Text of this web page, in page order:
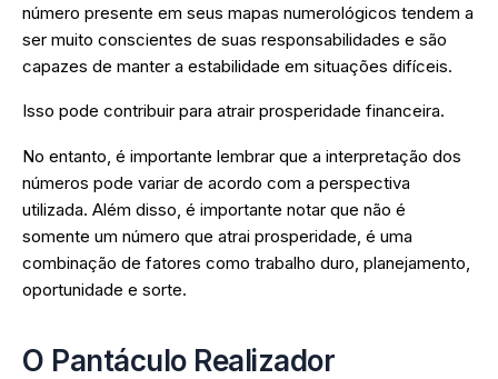
número presente em seus mapas numerológicos tendem a
ser muito conscientes de suas responsabilidades e são
capazes de manter a estabilidade em situações difíceis.
Isso pode contribuir para atrair prosperidade financeira.
No entanto, é importante lembrar que a interpretação dos
números pode variar de acordo com a perspectiva
utilizada. Além disso, é importante notar que não é
somente um número que atrai prosperidade, é uma
combinação de fatores como trabalho duro, planejamento,
oportunidade e sorte.
O Pantáculo Realizador